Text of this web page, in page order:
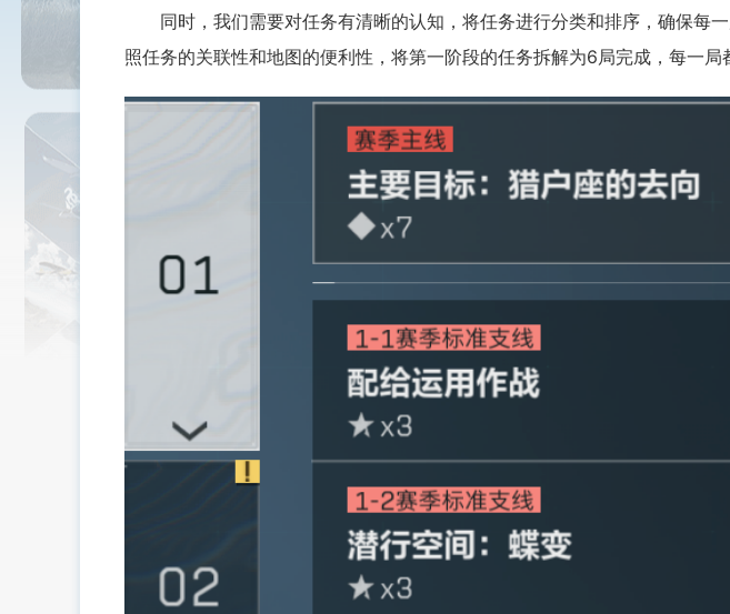
同时，我们需要对任务有清晰的认知，将任务进行分类和排序，确保每
照任务的关联性和地图的便利性，将第一阶段的任务拆解为6局完成，每一局